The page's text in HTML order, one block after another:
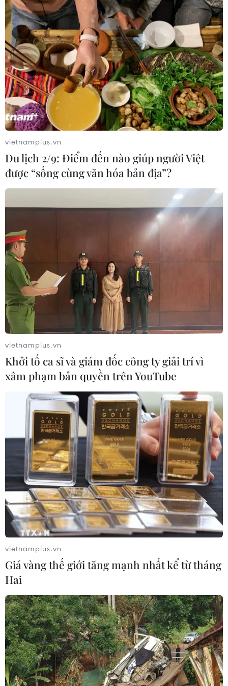
Iran-Oman đàm phán thiết lập tuyến
hàng hải mới qua eo biển Hormuz
04/08/2026 22:42
Cố vấn quân sự Iran tiết lộ
sốc, tuyên bố hàng trăm binh sĩ Mỹ
đã thiệt mạng
04/08/2026 15:51
Liban và Israel nối lại đàm phán trực
tiếp về giải giáp Hezbollah
Israel và Hội đồng Hòa bình thảo
luận giải giáp vũ khí tại Gaza
04/08/2026 05:06
Iran đề xuất thành lập liên minh an
ninh giữa các nước Hồi giáo trong
khu vực
04/08/2026 03:21
Iran ra điều kiện gì với Mỹ
trước khi mở lại Eo biển Hormuz?
03/08/2026 16:12
Iran tuyên bố chưa đạt đủ điều kiện
để mở lại eo biển Hormuz
03/08/2026 15:59
Làn sóng người Israel di cư ra nước
03/08/2026 11:32
Tín hiệu tích cực đối với tiến trình
phục hồi kinh tế của Syria
03/08/2026 07:22
Tổng thống Mỹ: Các bên đạt bước
vietnamplus.vn
Du lịch 2/9: Điểm đến nào giúp người Việt
được “sống cùng văn hóa bản địa”?
vietnamplus.vn
Khởi tố ca sĩ và giám đốc công ty giải trí vì
xâm phạm bản quyền trên YouTube
vietnamplus.vn
Giá vàng thế giới tăng mạnh nhất kể từ tháng
Hai